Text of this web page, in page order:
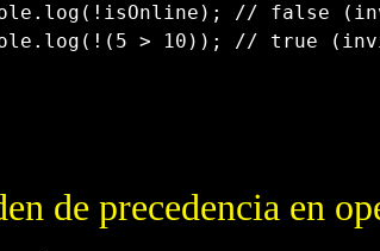
. log ( ! isOnline ) ;
// false
. log ( ! ( 5 > 10 ) ) ; // true
de precedencia en